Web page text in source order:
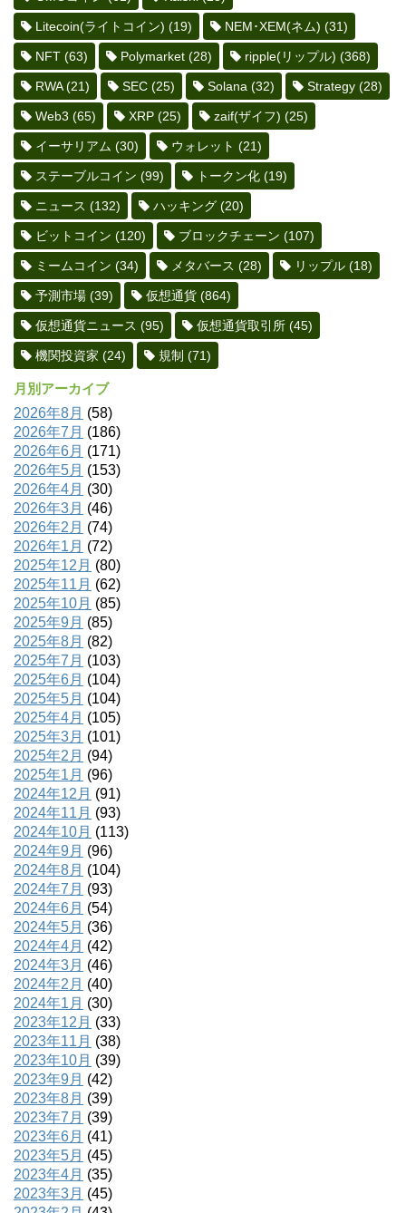
Litecoin(ライトコイン) (19) NEM･XEM(ネム) (31)
NFT (63) Polymarket (28) ripple(リップル) (368)
RWA(21) SEC (25) Solana (32) Strategy (28)
Web3 (65) XRP (25) zaif(ザイフ) (25)
イーサリアム (30) ウォレット (21)
ステーブルコイン (99) トークン化 (19)
ニュース (132) ハッキング (20)
ビットコイン (120) ブロックチェーン (107)
ミームコイン (34) メタバース (28) リップル (18)
予測市場 (39) 仮想通貨 (864)
仮想通貨ニュース (95) 仮想通貨取引所 (45)
機関投資家 (24) 規制 (71)
月別アーカイブ
2026年8月 (58)
2026年7月 (186)
2026年6月 (171)
2026年5月 (153)
2026年4月 (30)
2026年3月 (46)
2026年2月 (74)
2026年1月 (72)
2025年12月 (80)
2025年11月 (62)
2025年10月 (85)
2025年9月 (85)
2025年8月 (82)
2025年7月 (103)
2025年6月 (104)
2025年5月 (104)
2025年4月 (105)
2025年3月 (101)
2025年2月 (94)
2025年1月 (96)
2024年12月 (91)
2024年11月 (93)
2024年10月 (113)
2024年9月 (96)
2024年8月 (104)
2024年7月 (93)
2024年6月 (54)
2024年5月 (36)
2024年4月 (42)
2024年3月 (46)
2024年2月 (40)
2024年1月 (30)
2023年12月 (33)
2023年11月 (38)
2023年10月 (39)
2023年9月 (42)
2023年8月 (39)
2023年7月 (39)
2023年6月 (41)
2023年5月 (45)
2023年4月 (35)
2023年3月 (45)